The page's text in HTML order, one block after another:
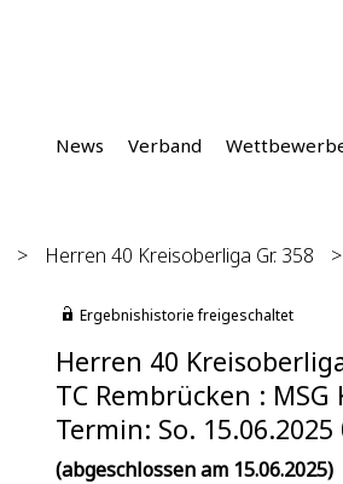
News Verband
> Herren 40 Kreisoberliga Gr. 358 >
Ergebnishistorie freigeschaltet
Herren 40
TC Rembrücken :
Termin: So. 15.06.2025
(abgeschlossen am 15.06.2025)